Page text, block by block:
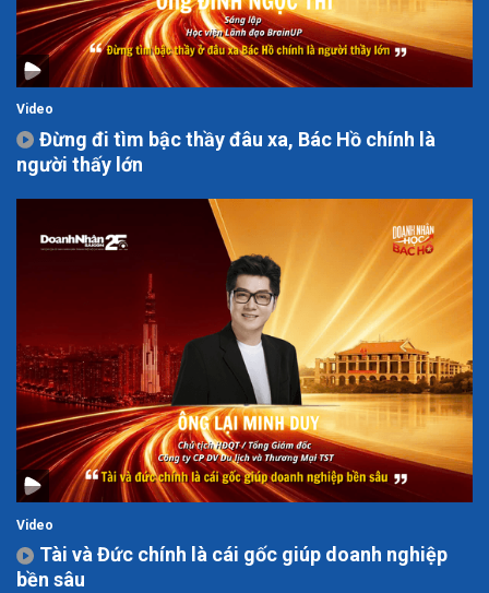
Video
Đừng đi tìm bậc thầy đâu xa, Bác Hồ chính là
người thấy lớn
Video
Tài và Đức chính là cái gốc giúp doanh nghiệp
bền sâu